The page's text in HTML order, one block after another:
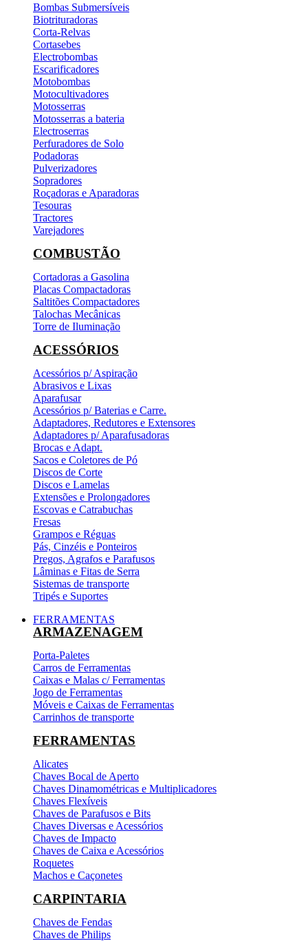
Bombas Submersíveis
Biotrituradoras
Corta-Relvas
Cortasebes
Electrobombas
Escarificadores
Motobombas
Motocultivadores
Motosserras
Motosserras a bateria
Electroserras
Perfuradores de Solo
Podadoras
Pulverizadores
Sopradores
Roçadoras e Aparadoras
Tesouras
Tractores
Varejadores
COMBUSTÃO
Cortadoras a Gasolina
Placas Compactadoras
Saltitões Compactadores
Talochas Mecânicas
Torre de Iluminação
ACESSÓRIOS
Acessórios p/ Aspiração
Abrasivos e Lixas
Aparafusar
Acessórios p/ Baterias e Carre.
Adaptadores, Redutores e Extensores
Adaptadores p/ Aparafusadoras
Brocas e Adapt.
Sacos e Coletores de Pó
Discos de Corte
Discos e Lamelas
Extensões e Prolongadores
Escovas e Catrabuchas
Fresas
Grampos e Réguas
Pás, Cinzéis e Ponteiros
Pregos, Agrafos e Parafusos
Lâminas e Fitas de Serra
Sistemas de transporte
Tripés e Suportes
FERRAMENTAS
ARMAZENAGEM
Porta-Paletes
Carros de Ferramentas
Caixas e Malas c/ Ferramentas
Jogo de Ferramentas
Móveis e Caixas de Ferramentas
Carrinhos de transporte
FERRAMENTAS
Alicates
Chaves Bocal de Aperto
Chaves Dinamométricas e Multiplicadores
Chaves Flexíveis
Chaves de Parafusos e Bits
Chaves Diversas e Acessórios
Chaves de Impacto
Chaves de Caixa e Acessórios
Roquetes
Machos e Caçonetes
CARPINTARIA
Chaves de Fendas
Chaves de Philips